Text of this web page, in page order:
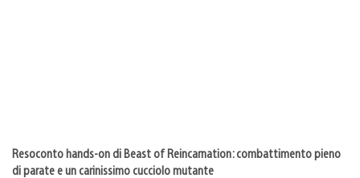
Resoconto hands-on di Beast of Reincarnation: combattimento pieno
di parate e un carinissimo cucciolo mutante